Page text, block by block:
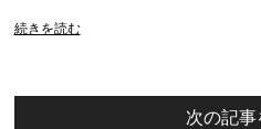
続きを読む
次の記